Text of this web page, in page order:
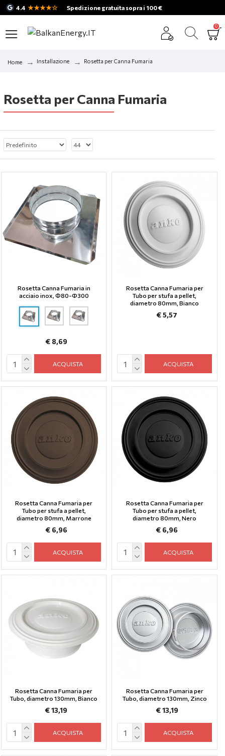
4.4 ★★★★☆ Spedizione gratuita sopra i 100 €
0
Home Installazione Rosetta per Canna Fumaria
Rosetta per Canna Fumaria
Rosetta Canna Fumaria in
acciaio inox, Φ80-Ф300
€ 8,69
ACQUISTA
Rosetta Canna Fumaria per
Tubo per stufa a pellet,
diametro 80mm, Bianco
€ 5,57
ACQUISTA
Rosetta Canna Fumaria per
Tubo per stufa a pellet,
diametro 80mm, Marrone
€ 6,96
ACQUISTA
Rosetta Canna Fumaria per
Tubo per stufa a pellet,
diametro 80mm, Nero
€ 6,96
ACQUISTA
Rosetta Canna Fumaria per
Tubo, diametro 130mm, Bianco
€ 13,19
ACQUISTA
Rosetta Canna Fumaria per
Tubo, diametro 130mm, Zinco
€ 13,19
ACQUISTA